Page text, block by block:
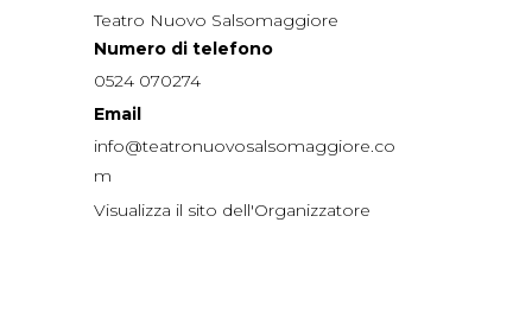
Teatro Nuovo Salsomaggiore
Numero di telefono
0524 070274
Email
info@teatronuovosalsomaggiore.co
m
Visualizza il sito dell'Organizzatore